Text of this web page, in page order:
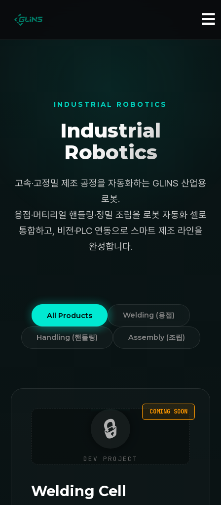
☰
INDUSTRIAL ROBOTICS
Industrial
Robotics
고속·고정밀 제조 공정을 자동화하는 GLINS 산업용
로봇.
용접·머티리얼 핸들링·정밀 조립을 로봇 자동화 셀로
통합하고, 비전·PLC 연동으로 스마트 제조 라인을
완성합니다.
All Products Welding (용접)
Handling (핸들링) Assembly (조립)
COMING SOON
🔒
DEV PROJECT
Welding Cell